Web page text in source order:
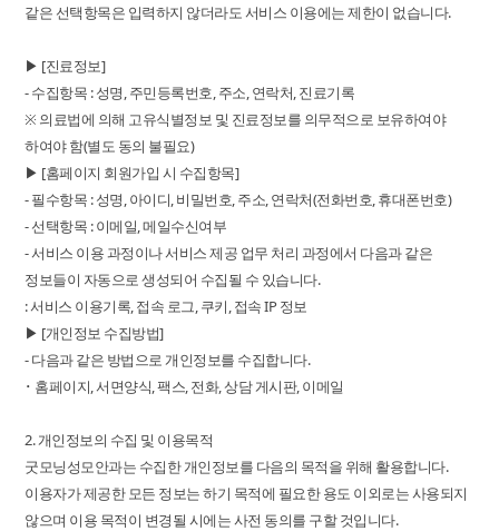
같은 선택항목은 입력하지 않더라도 서비스 이용에는 제한이 없습니다.
▶ [진료정보]
- 수집항목 : 성명, 주민등록번호, 주소, 연락처, 진료기록
※ 의료법에 의해 고유식별정보 및 진료정보를 의무적으로 보유하여야
하여야 함(별도 동의 불필요)
▶ [홈페이지 회원가입 시 수집항목]
- 필수항목 : 성명, 아이디, 비밀번호, 주소, 연락처(전화번호, 휴대폰번호)
- 선택항목 : 이메일, 메일수신여부
- 서비스 이용 과정이나 서비스 제공 업무 처리 과정에서 다음과 같은
정보들이 자동으로 생성되어 수집될 수 있습니다.
: 서비스 이용기록, 접속 로그, 쿠키, 접속 IP 정보
▶ [개인정보 수집방법]
- 다음과 같은 방법으로 개인정보를 수집합니다.
･ 홈페이지, 서면양식, 팩스, 전화, 상담 게시판, 이메일
2. 개인정보의 수집 및 이용목적
굿모닝성모안과는 수집한 개인정보를 다음의 목적을 위해 활용합니다.
이용자가 제공한 모든 정보는 하기 목적에 필요한 용도 이외로는 사용되지
않으며 이용 목적이 변경될 시에는 사전 동의를 구할 것입니다.